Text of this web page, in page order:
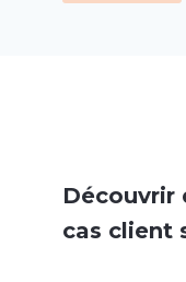
Découvrir
cas client